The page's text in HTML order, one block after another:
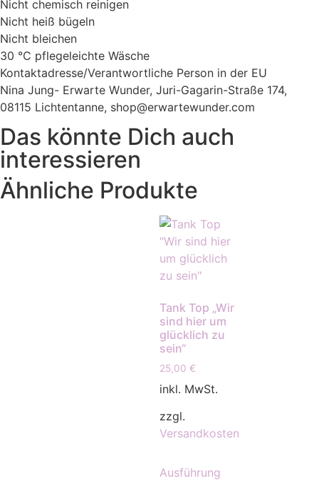
Nicht chemisch reinigen
Nicht heiß bügeln
Nicht bleichen
30 °C pflegeleichte Wäsche
Kontaktadresse/Verantwortliche Person in der EU
Nina Jung- Erwarte Wunder, Juri-Gagarin-Straße 174,
08115 Lichtentanne, shop@erwartewunder.com
Das könnte Dich auch
interessieren
Ähnliche Produkte
Tank Top „Wir
sind hier um
glücklich zu
sein“
25,00 €
inkl. MwSt.
zzgl.
Versandkosten
Ausführung